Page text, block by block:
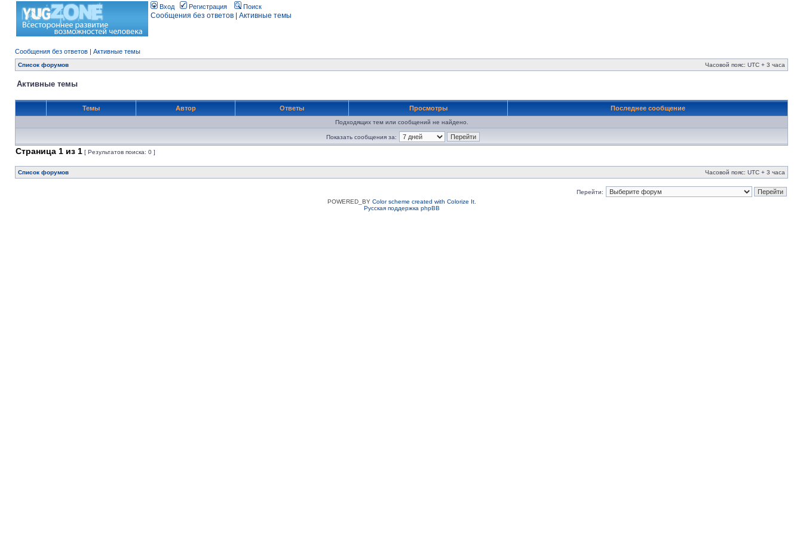
Вход Регистрация Поиск
Сообщения без ответов Активные темы
Сообщения без ответов | Активные темы
Список форумов Часовой пояс: UTC + 3 часа
Активные темы
Темы Автор Ответы Просмотры Последнее сообщение
Подходящих тем или сообщений не найдено.
Показать сообщения за:
Страница 1 из 1 [ Результатов поиска: 0 ]
Список форумов Часовой пояс: UTC + 3 часа
Перейти:
POWERED_BY Color scheme created with Colorize It.
Русская поддержка phpBB